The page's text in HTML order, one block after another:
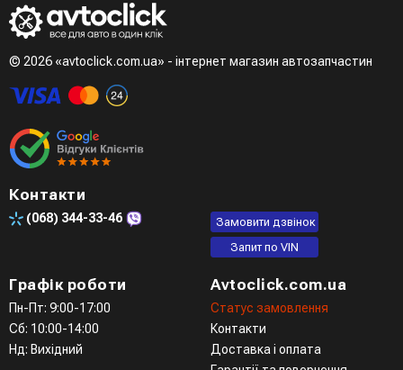
Третій варіант - зробити замовлення в телефонному
Четвертий варіант - замовити через доступні месенджери
(viber, telegram)
© 2026 «avtoclick.com.ua» - інтернет магазин автозапчастин
Контакти
(068) 344-33-46
Замовити дзвінок
Запит по VIN
Графік роботи
Пн-Пт: 9:00-17:00
Сб: 10:00-14:00
Нд: Вихідний
Avtoclick.com.ua
Статус замовлення
Контакти
Доставка і оплата